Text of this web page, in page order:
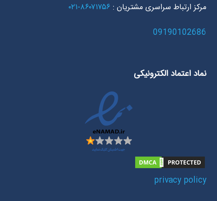
مرکز ارتباط سراسری مشتریان : ۸۶۰۷۱۷۵۶-۰۲۱
09190102686
نماد اعتماد الکترونیکی
privacy policy